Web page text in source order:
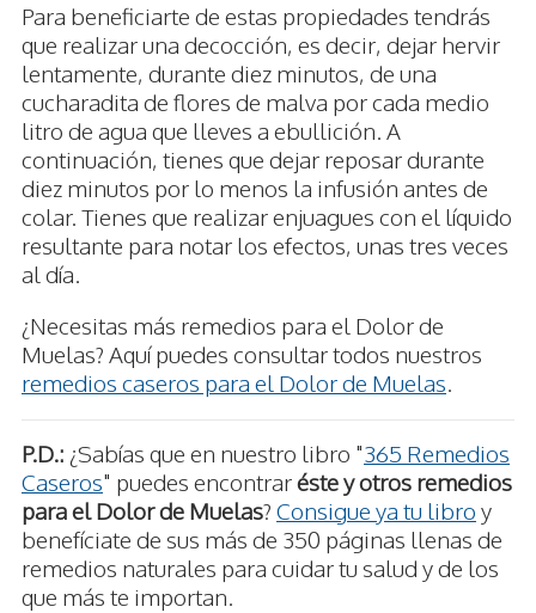
Para beneficiarte de estas propiedades tendrás
que realizar una decocción, es decir, dejar hervir
lentamente, durante diez minutos, de una
cucharadita de flores de malva por cada medio
litro de agua que lleves a ebullición. A
continuación, tienes que dejar reposar durante
diez minutos por lo menos la infusión antes de
colar. Tienes que realizar enjuagues con el líquido
resultante para notar los efectos, unas tres veces
al día.
¿Necesitas más remedios para el Dolor de
Muelas? Aquí puedes consultar todos nuestros
remedios caseros para el Dolor de Muelas.
P.D.: ¿Sabías que en nuestro libro "365 Remedios
Caseros" puedes encontraréste y otros remedios
para el Dolor de Muelas? Consigue ya tu libro y
benefíciate de sus más de 350 páginas llenas de
remedios naturales para cuidar tu salud y de los
que más te importan.